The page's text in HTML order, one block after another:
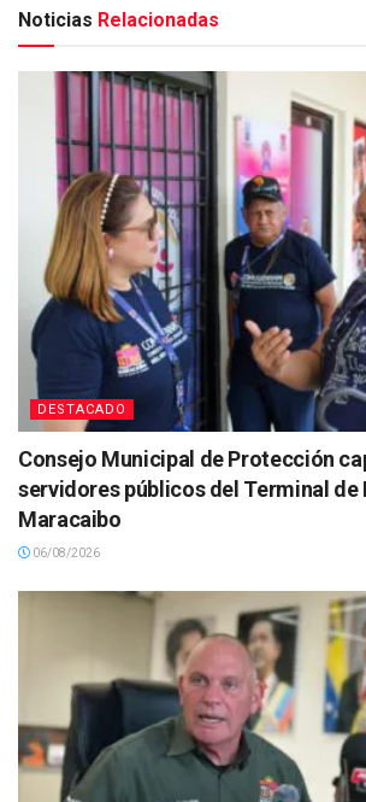
Noticias Relacionadas
DESTACADO
Consejo Municipal de Protección
servidores públicos del Terminal de
Maracaibo
06/08/2026